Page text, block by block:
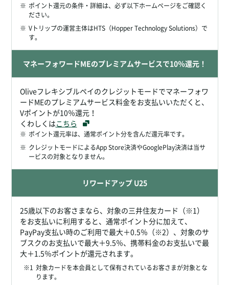
※ ポイント還元の条件・詳細は、必ず以下ホームページをご確認く
ださい。
※ Vトリップの運営主体はHTS（Hopper Technology Solutions）で
す。
マネーフォワードMEのプレミアムサービスで10％還元！
Oliveフレキシブルペイのクレジットモードでマネーフォワ
ードMEのプレミアムサービス料金をお支払いいただくと、
Vポイントが10％還元！
くわしくはこちら
※ ポイント還元率は、通常ポイント分を含んだ還元率です。
※ クレジットモードによるApp Store決済やGooglePlay決済は当サ
ービスの対象となりません。
リワードアップ U25
25歳以下のお客さまなら、対象の三井住友カード（※1）
をお支払いに利用すると、通常ポイント分に加えて、
PayPay支払い時のご利用で最大＋0.5％（※2）、対象のサ
ブスクのお支払いで最大＋9.5％、携帯料金のお支払いで最
大＋1.5％ポイントが還元されます。
※1 対象カードを本会員として保有されているお客さまが対象とな
ります。